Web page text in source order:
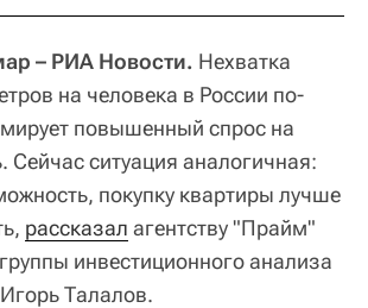
– РИА Новости. Нехватка
на человека в России по-
повышенный спрос на
Сейчас ситуация аналогичная:
покупку квартиры лучше
рассказал агентству "Прайм"
инвестиционного анализа
Талалов.